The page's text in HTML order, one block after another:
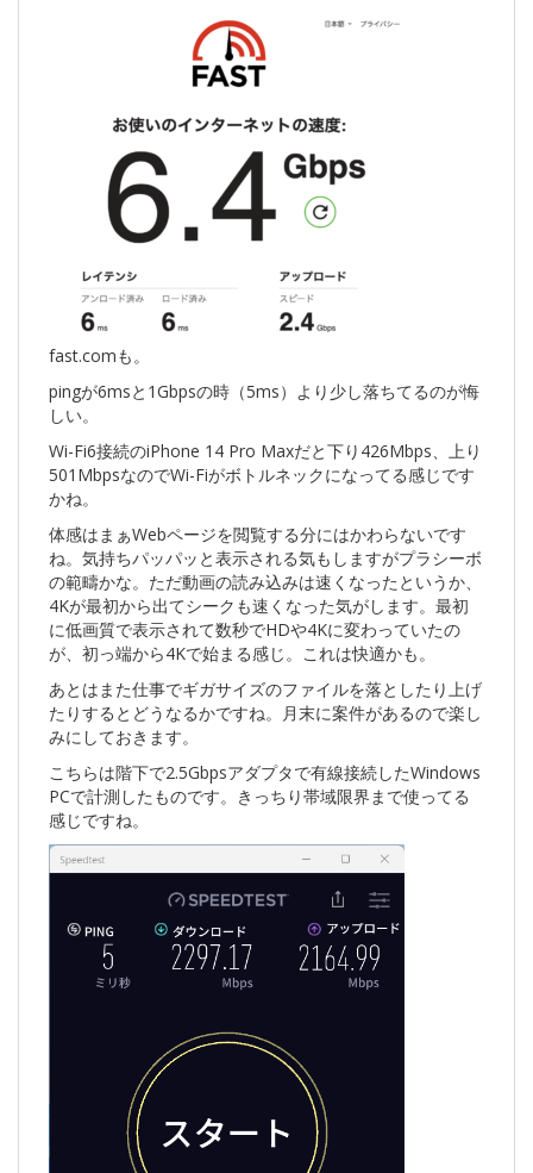
fast.comも。
pingが6msと1Gbpsの時（5ms）より少し落ちてるのが悔
しい。
Wi-Fi6接続のiPhone 14 Pro Maxだと下り426Mbps、上り
501MbpsなのでWi-Fiがボトルネックになってる感じです
かね。
体感はまぁWebページを閲覧する分にはかわらないです
ね。気持ちパッパッと表示される気もしますがプラシーボ
の範疇かな。ただ動画の読み込みは速くなったというか、
4Kが最初から出てシークも速くなった気がします。最初
に低画質で表示されて数秒でHDや4Kに変わっていたの
が、初っ端から4Kで始まる感じ。これは快適かも。
あとはまた仕事でギガサイズのファイルを落としたり上げ
たりするとどうなるかですね。月末に案件があるので楽し
みにしておきます。
こちらは階下で2.5Gbpsアダプタで有線接続したWindows
PCで計測したものです。きっちり帯域限界まで使ってる
感じですね。